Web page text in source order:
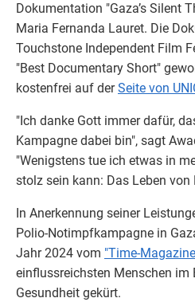
Dokumentation "Gaza’s Silent
Maria Fernanda Lauret. Die
Touchstone Independent Film
"Best Documentary Short"
kostenfrei auf derSeite von
"Ich danke Gott immer dafür,
Kampagne dabei bin", sagt
"Wenigstens tue ich etwas in
stolz sein kann: Das Leben von
In Anerkennung seiner
Polio-Notimpfkampagne in
Jahr 2024 vom "Time-
einflussreichsten Menschen im
Gesundheit gekürt.